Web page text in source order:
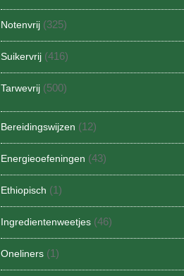
Notenvrij (325)
Suikervrij (416)
Tarwevrij (500)
Bereidingswijzen (12)
Energieoefeningen (43)
Ethiopisch (1)
Ingredientenweetjes (46)
Oneliners (1)